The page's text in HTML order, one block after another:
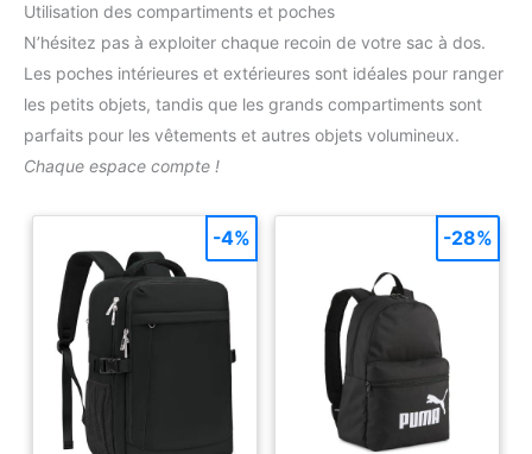
Utilisation des compartiments et poches
N’hésitez pas à exploiter chaque recoin de votre sac à dos.
Les poches intérieures et extérieures sont idéales pour ranger
les petits objets, tandis que les grands compartiments sont
parfaits pour les vêtements et autres objets volumineux.
Chaque espace compte !
-4% -28%